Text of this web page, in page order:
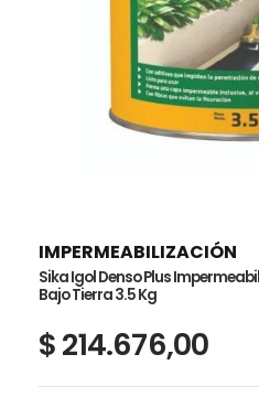
de
la
galería
imágenes
IMPERMEABILIZACIÓN
Sika Igol Denso Plus
Bajo Tierra 3.5 Kg
$ 214.676,00